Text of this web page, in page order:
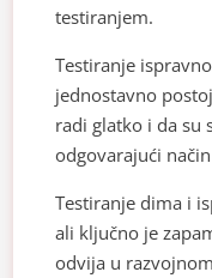
testiranjem.
Testiranje
jednostavno
radi glatko i da su
odgovarajući
Testiranje dima i
ali ključno je
odvija u